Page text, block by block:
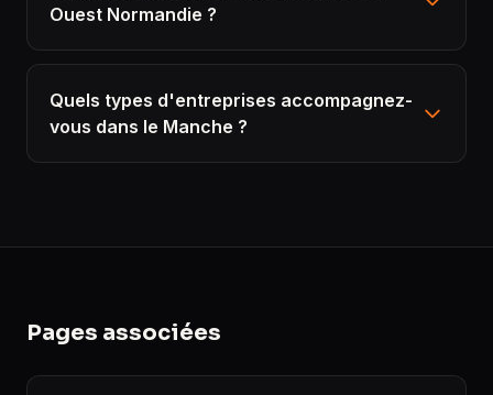
Ouest Normandie ?
Quels types d'entreprises accompagnez-
vous dans le Manche ?
Pages associées